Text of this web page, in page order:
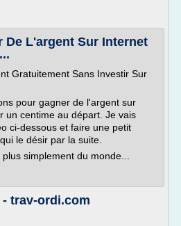
De L'argent Sur Internet
Gratuitement Sans Investir Sur
pour gagner de l'argent sur
un centime au départ. Je vais
ci-dessous et faire une petit
le désir par la suite.
simplement du monde...
trav-ordi.com